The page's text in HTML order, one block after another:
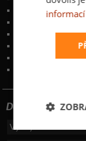
Časté otázky
Obchodní
Ochrana
Dotujeme
Výdejní místa
informací